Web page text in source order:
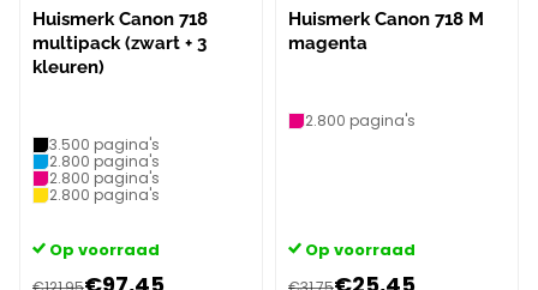
Huismerk Canon 718
multipack (zwart + 3
kleuren)
3.500 pagina's
2.800 pagina's
2.800 pagina's
2.800 pagina's
Op voorraad
Huismerk Canon 718 M
magenta
2.800 pagina's
Op voorraad